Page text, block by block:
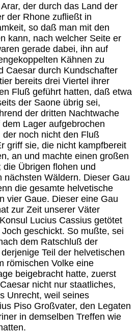
der durch das Land der
der Rhone zufließt in
so daß man mit den
kann, nach welcher Seite er
gerade dabei, ihn auf
Kähnen zu
Caesar durch Kundschafter
bereits drei Viertel ihrer
Fluß geführt hatten, daß etwa
der Saone übrig sei,
der dritten Nachtwache
Lager aufgebrochen
der noch nicht den Fluß
griff sie, die nicht kampfbereit
an und machte einen großen
die Übrigen flohen und
nächsten Wäldern. Dieser Gau
die gesamte helvetische
vier Gaue. Dieser eine Gau
zur Zeit unserer Väter
Lucius Cassius getötet
geschickt. So mußte, sei
dem Ratschluß der
Teil der helvetischen
römischen Volke eine
beigebracht hatte, zuerst
nicht nur staatliches,
Unrecht, weil seines
Piso Großvater, den Legaten
in demselben Treffen wie